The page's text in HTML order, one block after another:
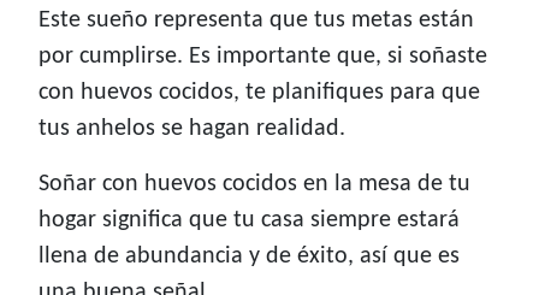
Este sueño representa que tus metas están
por cumplirse. Es importante que, si soñaste
con huevos cocidos, te planifiques para que
tus anhelos se hagan realidad.
Soñar con huevos cocidos en la mesa de tu
hogar significa que tu casa siempre estará
llena de abundancia y de éxito, así que es